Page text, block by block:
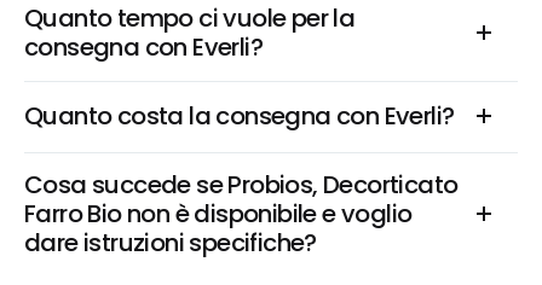
Quanto tempo ci vuole per la
consegna con Everli?
Quanto costa la consegna con Everli?
Cosa succede se Probios, Decorticato
Farro Bio non è disponibile e voglio
dare istruzioni specifiche?